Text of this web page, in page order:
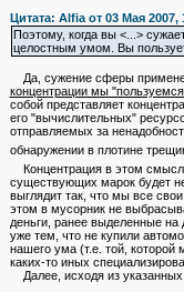
Цитата: Alfia от 03 Мая 2007,
Поэтому, когда вы <...>
целостным умом. Вы
Да, сужение сферы
концентрации мы
собой представляет
его "вычислительных"
отправляемых за
обнаружении в плотине
Концентрация в этом
существующих марок будет
выглядит так, что мы все
этом в мусорник не
деньги, ранее выделенные
уже тем, что не купили
нашего ума (т.е. той,
каких-то иных
Далее, исходя из